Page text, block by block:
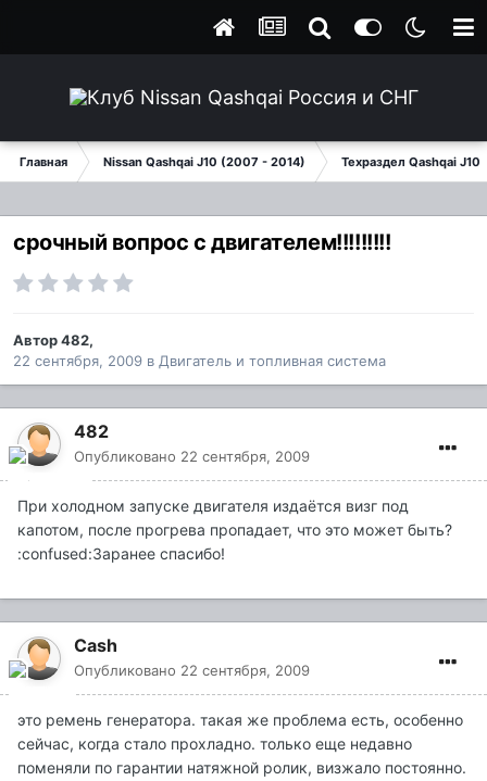
Главная Nissan Qashqai J10 (2007 - 2014) Техраздел Qashqai J10
срочный вопрос с двигателем!!!!!!!!!
Автор482,
22 сентября, 2009 в Двигатель и топливная система
482
Опубликовано 22 сентября, 2009
При холодном запуске двигателя издаётся визг под
капотом, после прогрева пропадает, что это может быть?
:confused:Заранее спасибо!
Cash
Опубликовано 22 сентября, 2009
это ремень генератора. такая же проблема есть, особенно
сейчас, когда стало прохладно. только еще недавно
поменяли по гарантии натяжной ролик, визжало постоянно.